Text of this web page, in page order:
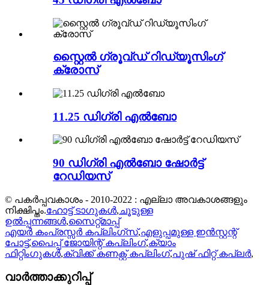
സ്റ്റൈൽ ഗ്രൂവ്ഡ് റിഡ്യൂസിംഗ്
ക്രോസ്
11.25 ഡിഗ്രി എൽബോ
90 ഡിഗ്രി എൽബോ ഷോർട്ട്
റേഡിയസ്
© പകർപ്പവകാശം - 2010-2022 : എല്ലാ അവകാശങ്ങളും
നിക്ഷിപ്തം.ഹോട്ട് ടാഗുകൾ, ചൂടുള്ള
ഉൽപ്പന്നങ്ങൾ,സൈറ്റ്മാപ്പ്
എയർ കംപ്രസ്സർ കപ്ലിംഗ്സ്,എളുപ്പമുള്ള ഇൻസ്റ്റന്റ്
പോട്ട്,പൈപ്പ് ജോയിന്റ് കപ്ലിംഗ്,ക്യാം
ഫിറ്റിംഗുകൾ,ക്വിക്ക് കണക്റ്റ് കപ്ലിംഗ്,പുഷ് ഫിറ്റ് കപ്ലർ,
വാർത്താക്കുറിപ്പ്